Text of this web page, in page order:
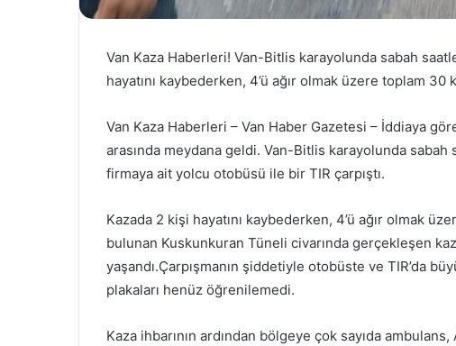
Van Kaza Haberleri! Van-Bitlis karayolunda sabah
hayatını kaybederken, 4’ü ağır olmak üzere toplam 30
Van Kaza Haberleri – Van Haber Gazetesi – İddiaya
arasında meydana geldi. Van-Bitlis karayolunda
firmaya ait yolcu otobüsü ile bir TIR çarpıştı.
Kazada 2 kişi hayatını kaybederken, 4’ü ağır olmak
bulunan Kuskunkuran Tüneli civarında gerçekleşen
yaşandı.Çarpışmanın şiddetiyle otobüste ve TIR’da
plakaları henüz öğrenilemedi.
Kaza ihbarının ardından bölgeye çok sayıda